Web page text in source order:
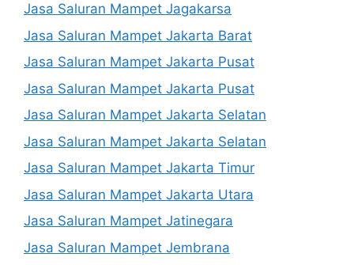
Jasa Saluran Mampet Jagakarsa
Jasa Saluran Mampet Jakarta Barat
Jasa Saluran Mampet Jakarta Pusat
Jasa Saluran Mampet Jakarta Pusat
Jasa Saluran Mampet Jakarta Selatan
Jasa Saluran Mampet Jakarta Selatan
Jasa Saluran Mampet Jakarta Timur
Jasa Saluran Mampet Jakarta Utara
Jasa Saluran Mampet Jatinegara
Jasa Saluran Mampet Jembrana